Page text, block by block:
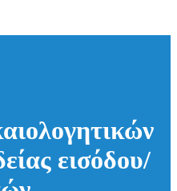
εισόδου/